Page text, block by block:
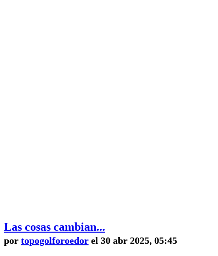
Las cosas cambian...
por topogolforoedor el 30 abr 2025, 05:45